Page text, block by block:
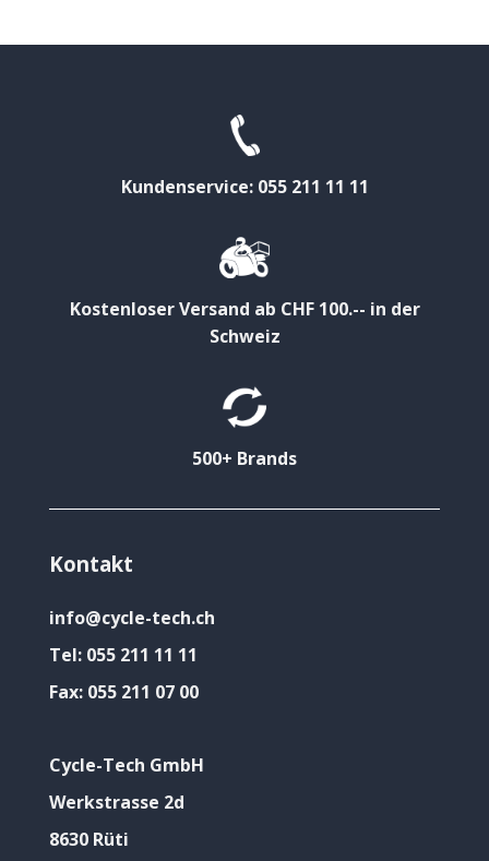
Kundenservice: 055 211 11 11
Kostenloser Versand ab CHF 100.-- in der
Schweiz
500+ Brands
Kontakt
info@cycle-tech.ch
Tel: 055 211 11 11
Fax: 055 211 07 00
Cycle-Tech GmbH
Werkstrasse 2d
8630 Rüti